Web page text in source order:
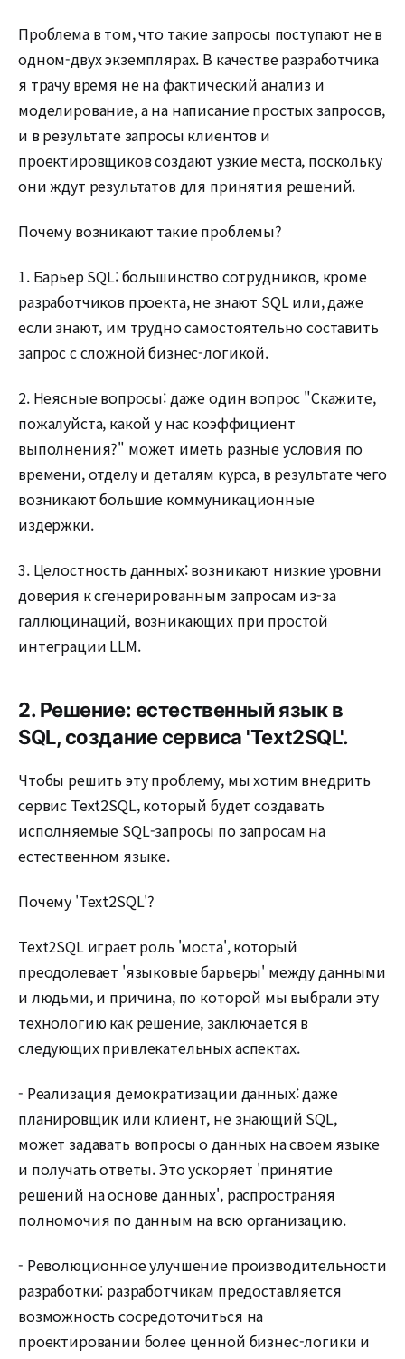
Проблема в том, что такие запросы поступают не в
одном-двух экземплярах. В качестве разработчика
я трачу время не на фактический анализ и
моделирование, а на написание простых запросов,
и в результате запросы клиентов и
проектировщиков создают узкие места, поскольку
они ждут результатов для принятия решений.
Почему возникают такие проблемы?
1. Барьер SQL: большинство сотрудников, кроме
разработчиков проекта, не знают SQL или, даже
если знают, им трудно самостоятельно составить
запрос с сложной бизнес-логикой.
2. Неясные вопросы: даже один вопрос "Скажите,
пожалуйста, какой у нас коэффициент
выполнения?" может иметь разные условия по
времени, отделу и деталям курса, в результате чего
возникают большие коммуникационные
издержки.
3. Целостность данных: возникают низкие уровни
доверия к сгенерированным запросам из-за
галлюцинаций, возникающих при простой
интеграции LLM.
2. Решение: естественный язык в
SQL, создание сервиса 'Text2SQL'.
Чтобы решить эту проблему, мы хотим внедрить
сервис Text2SQL, который будет создавать
исполняемые SQL-запросы по запросам на
естественном языке.
Почему 'Text2SQL'?
Text2SQL играет роль 'моста', который
преодолевает 'языковые барьеры' между данными
и людьми, и причина, по которой мы выбрали эту
технологию как решение, заключается в
следующих привлекательных аспектах.
- Реализация демократизации данных: даже
планировщик или клиент, не знающий SQL,
может задавать вопросы о данных на своем языке
и получать ответы. Это ускоряет 'принятие
решений на основе данных', распространяя
полномочия по данным на всю организацию.
- Революционное улучшение производительности
разработки: разработчикам предоставляется
возможность сосредоточиться на
проектировании более ценной бизнес-логики и